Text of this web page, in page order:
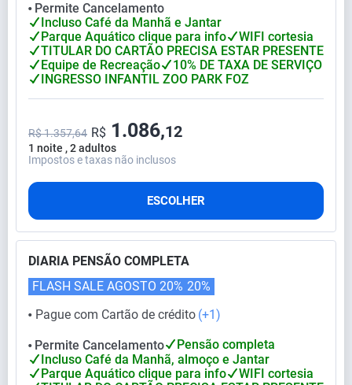
⬤
Permite Cancelamento
Incluso Café da Manhã e Jantar
Parque Aquático clique para info
WIFI cortesia
TITULAR DO CARTÃO PRECISA ESTAR PRESENTE
Equipe de Recreação
10% DE TAXA DE SERVIÇO
INGRESSO INFANTIL ZOO PARK FOZ
1 noite , 2 adultos
R$ 1.357,64 R$ 1.086,12
Impostos e taxas não inclusos
ESCOLHER
DIARIA PENSÃO COMPLETA
⬤ Pague com Cartão de crédito (+1)
FLASH SALE AGOSTO 20% 20%
⬤ Permite Cancelamento
Pensão completa
Incluso Café da Manhã, almoço e Jantar
Parque Aquático clique para info
WIFI cortesia